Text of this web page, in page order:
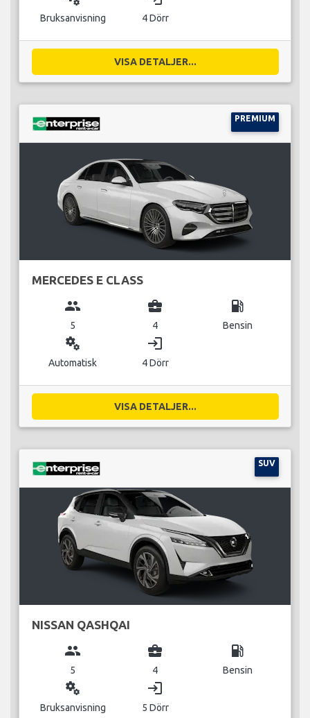
Bruksanvisning 4 Dörr
VISA DETALJER...
PREMIUM
MERCEDES E CLASS
group
5
business_center
4
local_gas_station
Bensin
miscellaneous_services
Automatisk
login
4 Dörr
VISA DETALJER...
SUV
NISSAN QASHQAI
group
5
business_center
4
local_gas_station
Bensin
miscellaneous_services
Bruksanvisning
login
5 Dörr